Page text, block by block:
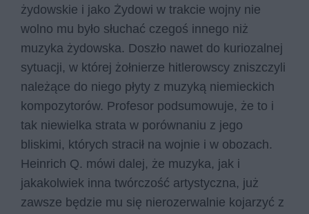
żydowskie i jako Żydowi w trakcie wojny nie
wolno mu było słuchać czegoś innego niż
muzyka żydowska. Doszło nawet do kuriozalnej
sytuacji, w której żołnierze hitlerowscy zniszczyli
należące do niego płyty z muzyką niemieckich
kompozytorów. Profesor podsumowuje, że to i
tak niewielka strata w porównaniu z jego
bliskimi, których stracił na wojnie i w obozach.
Heinrich Q. mówi dalej, że muzyka, jak i
jakakolwiek inna twórczość artystyczna, już
zawsze będzie mu się nierozerwalnie kojarzyć z